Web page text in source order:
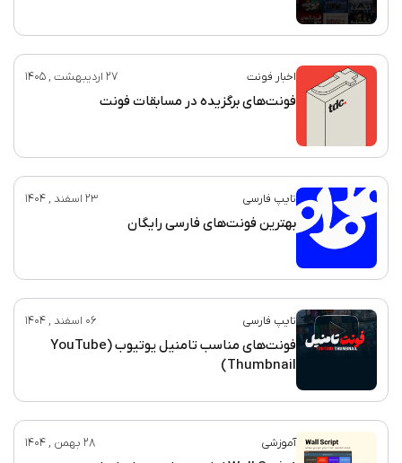
اخبار فونت 27 اردیبهشت , 1405
فونت‌های برگزیده در مسابقات فونت
تایپ فارسی 23 اسفند , 1404
بهترین فونت‌های فارسی رایگان
تایپ فارسی 06 اسفند , 1404
فونت‌های مناسب تامنیل یوتیوب (YouTube
Thumbnail)
آموزشی 28 بهمن , 1404